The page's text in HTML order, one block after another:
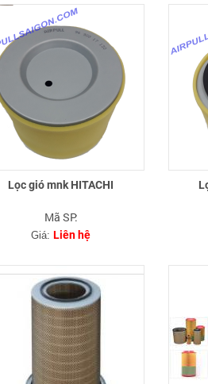
Lọc gió mnk HITACHI
Mã SP:
Giá: Liên hệ